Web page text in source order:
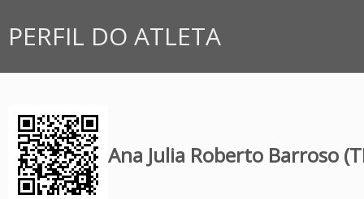
PERFIL DO ATLETA
Ana Julia Roberto Barroso